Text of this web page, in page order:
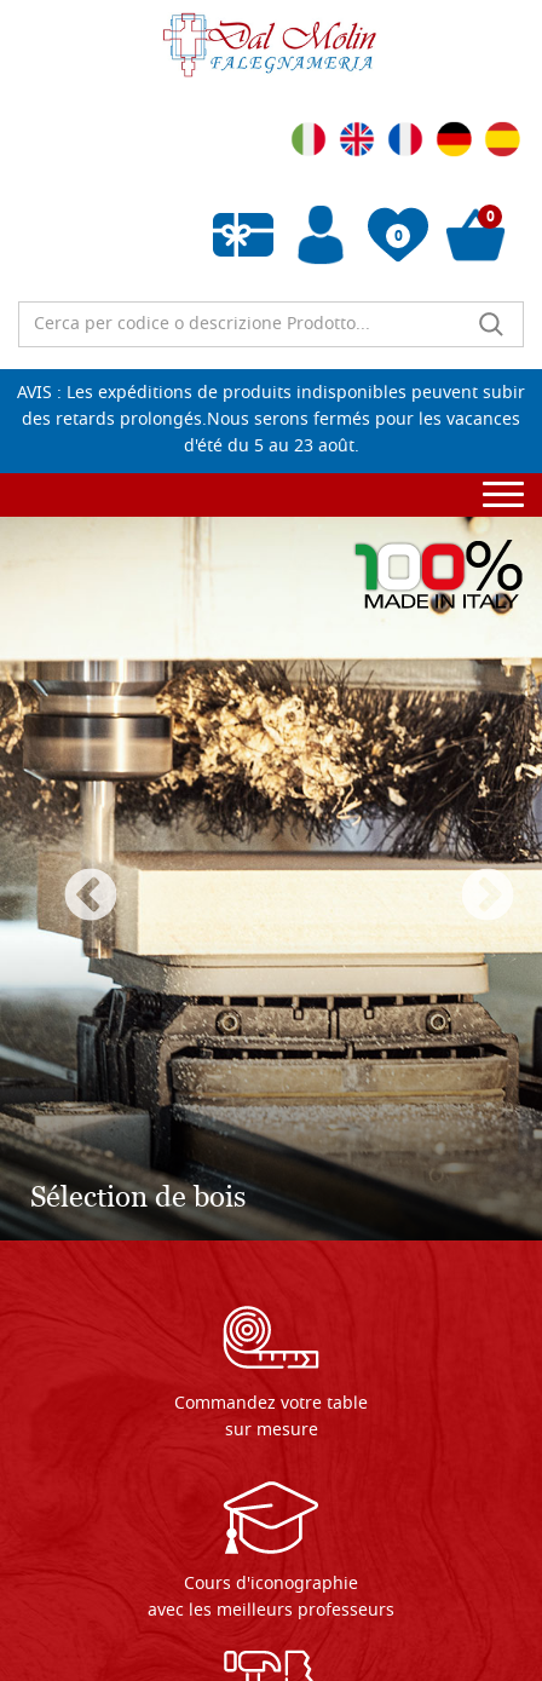
0
Liste de souhaits vide
0
AVIS : Les expéditions de produits indisponibles peuvent subir
des retards prolongés.Nous serons fermés pour les vacances
d'été du 5 au 23 août.
La qualité de la fabrication artisanale
Commandez votre table
sur mesure
Cours d'iconographie
avec les meilleurs professeurs